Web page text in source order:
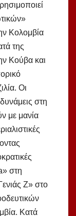
Κολομβία
της
Κούβα και
Οι
στη
με μανία
στη
Ζ» στο
Κατά